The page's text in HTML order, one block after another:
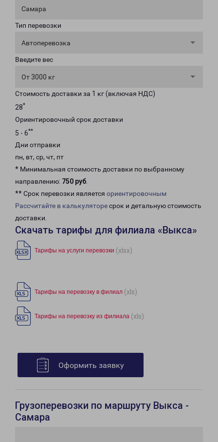
Самара
Тип перевозки
Автоперевозка
Введите вес
От 3000 кг
Стоимость доставки за 1 кг (включая НДС)
28*
Ориентировочный срок доставки
5 - 6**
Дни отправки
пн, вт, ср, чт, пт
* Минимальная стоимость доставки по выбранному
направлению: 750 руб.
** Срок перевозки является ориентировочным
Рассчитайте в калькуляторесрок и детальную стоимость
доставки.
Скачать тарифы для филиала «Выкса»
Тарифы на услуги перевозки (xlsx)
Тарифы на перевозку в филиал (xls)
Тарифы на перевозку из филиала (xls)
Оформить заявку
Грузоперевозки по маршруту Выкса -
Самара